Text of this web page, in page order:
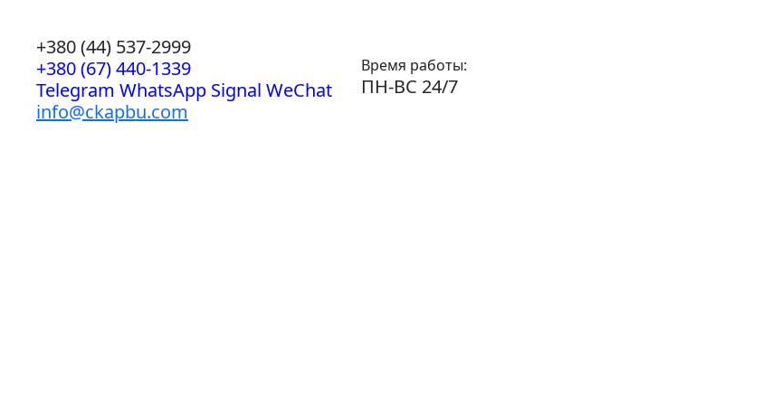
+380 (44) 537-2999
+380 (67) 440-1339
Telegram WhatsApp Signal WeChat
info@ckapbu.com
Время работы:
ПН-ВС 24/7